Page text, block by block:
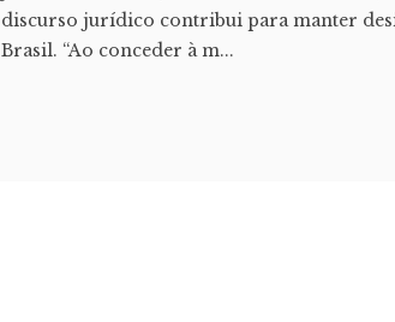
discurso jurídico contribui para manter
Brasil. “Ao conceder à m...